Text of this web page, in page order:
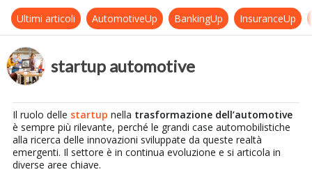
Ultimi articoli AutomotiveUp BankingUp InsuranceUp
startup automotive
Il ruolo delle startup nella trasformazione dell’automotive
è sempre più rilevante, perché le grandi case automobilistiche
alla ricerca delle innovazioni sviluppate da queste realtà
emergenti. Il settore è in continua evoluzione e si articola in
diverse aree chiave.